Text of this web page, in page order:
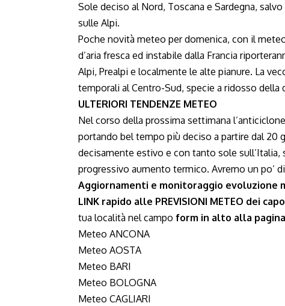
Sole deciso al Nord, Toscana e Sardegna,
sulle Alpi.
Poche novità meteo per domenica, con il
d’aria fresca ed instabile dalla Francia
Alpi, Prealpi e localmente le alte pianure. La
temporali al Centro-Sud, specie a ridosso della
ULTERIORI TENDENZE METEO
Nel corso della prossima settimana
portando bel tempo più deciso a partire dal 20
decisamente estivo e con tanto sole
progressivo aumento termico. Avremo un po’
Aggiornamenti e monitoraggio evoluzione
LINK rapido alle PREVISIONI METEO dei
tua località nel campo form in alto alla pagina
Meteo ANCONA
Meteo AOSTA
Meteo BARI
Meteo BOLOGNA
Meteo CAGLIARI